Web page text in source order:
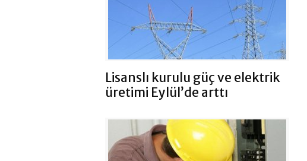
Lisanslı kurulu güç ve elektrik
üretimi Eylül’de arttı